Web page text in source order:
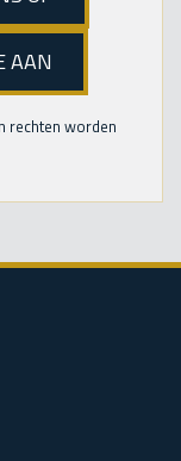
AAN
rechten worden